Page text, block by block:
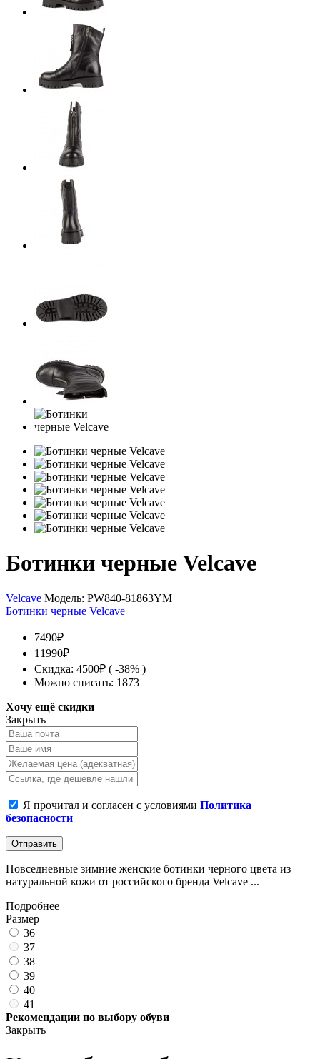
Ботинки черные Velcave
Velcave Модель: PW840-81863YM
Ботинки черные Velcave
7490₽
11990₽
Скидка: 4500₽ ( -38% )
Можно списать: 1873
Хочу ещё скидки
Закрыть
Я прочитал и согласен с условиями Политика
безопасности
Отправить
Повседневные зимние женские ботинки черного цвета из
натуральной кожи от российского бренда Velcave ...
Подробнее
Размер
36
37
38
39
40
41
Рекомендации по выбору обуви
Закрыть